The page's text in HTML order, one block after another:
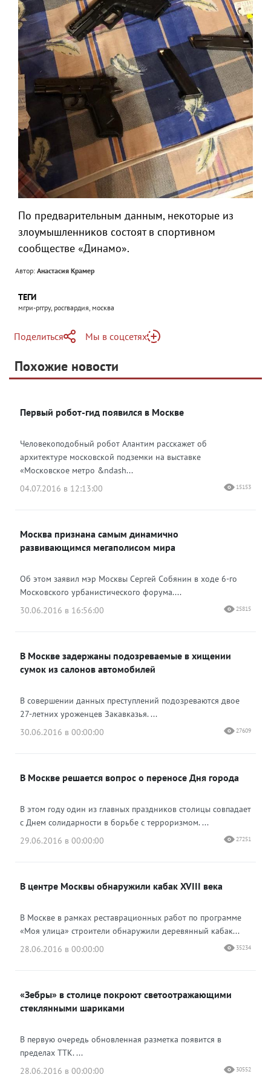
По предварительным данным, некоторые из
злоумышленников состоят в спортивном
сообществе «Динамо».
Автор: Анастасия Крамер
ТЕГИ
мгри-рггру, росгвардия, москва
Поделиться
Telegram
Одноклассники
Мы в соцсетях
Яндекс Дзен
Похожие новости
Первый робот-гид появился в Москве
Человекоподобный робот Алантим расскажет об
архитектуре московской подземки на выставке
«Московское метро &ndash...
04.07.2016 в 12:13:00
15153
Москва признана самым динамично
развивающимся мегаполисом мира
Об этом заявил мэр Москвы Сергей Собянин в ходе 6-го
Московского урбанистического форума....
30.06.2016 в 16:56:00
25815
В Москве задержаны подозреваемые в хищении
сумок из салонов автомобилей
В совершении данных преступлений подозреваются двое
27-летних уроженцев Закавказья. ...
30.06.2016 в 00:00:00
27609
В Москве решается вопрос о переносе Дня города
В этом году один из главных праздников столицы совпадает
с Днем солидарности в борьбе с терроризмом. ...
29.06.2016 в 00:00:00
27251
В центре Москвы обнаружили кабак XVIII века
В Москве в рамках реставрационных работ по программе
«Моя улица» строители обнаружили деревянный кабак...
28.06.2016 в 00:00:00
35234
«Зебры» в столице покроют светоотражающими
стеклянными шариками
В первую очередь обновленная разметка появится в
пределах ТТК. ...
28.06.2016 в 00:00:00
30552